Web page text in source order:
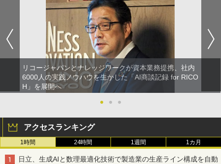
リコージャパンとナレッジワークが資本業務提携、社内
6000人の実践ノウハウを生かした「AI商談記録 for RICO
H」を展開へ
●
● ●
アクセスランキング
1時間 24時間 1週間 1カ月
日立、生成AIと数理最適化技術で製造業の生産ライン構成を自動